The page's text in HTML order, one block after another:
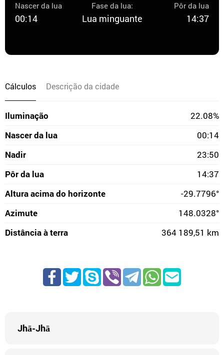
Nascer da lua
00:14
Fase da lua:
Lua minguante
Pôr da lua
14:37
Cálculos Descrição da cidade
Iluminação
22.08%
Nascer da lua
00:14
Nadir
23:50
Pôr da lua
14:37
Altura acima do horizonte
-29.7796°
Azimute
148.0328°
Distância à terra
364 189,51 km
Jhā-Jhā